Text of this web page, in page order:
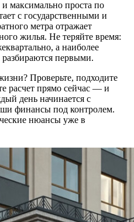
максимально проста по
с государственными и
метра отражает
жилья. Не теряйте время:
а наиболее
первыми.
Проверьте, подходите
расчет прямо сейчас — и
день начинается с
финансы под контролем.
нюансы уже в